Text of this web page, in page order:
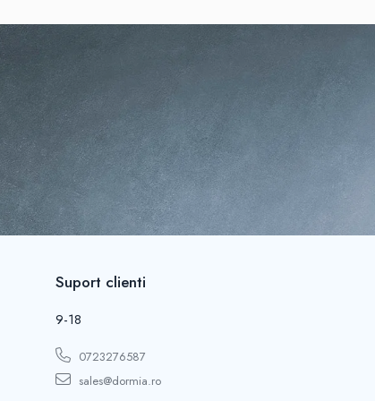
Suport clienti
9-18
0723276587
sales@dormia.ro